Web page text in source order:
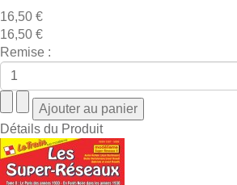
16,50 €
16,50 €
Remise :
Détails du Produit